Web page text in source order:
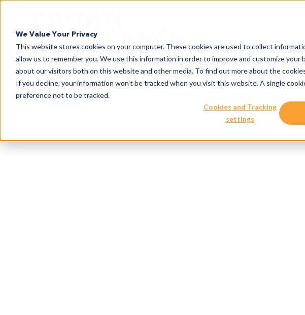
We Value Your Privacy
This website stores cookies on your computer. These cookies are used to collect
allow us to remember you. We use this information in order to improve and customize
about our visitors both on this website and other media. To find out more about the
If you decline, your information won’t be tracked when you visit this website. A single
preference not to be tracked.
Cookies and Tracking
settings
サービ
現在の患者集団とがん治療を反映した、最も臨床的に